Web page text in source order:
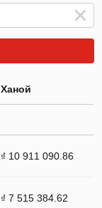
Ханой
₫ 10 911 090.86
₫ 7 515 384.62